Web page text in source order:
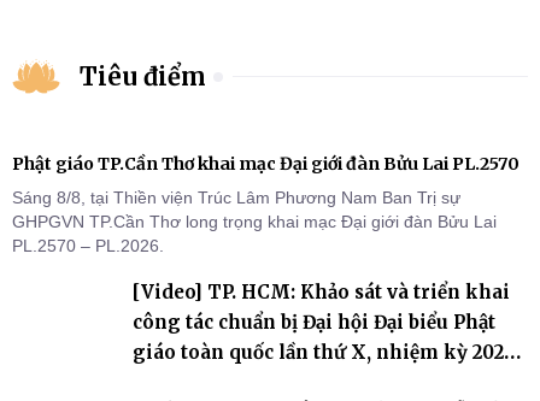
Tiêu điểm
Phật giáo TP.Cần Thơ khai mạc Đại giới đàn Bửu Lai PL.2570
Sáng 8/8, tại Thiền viện Trúc Lâm Phương Nam Ban Trị sự
GHPGVN TP.Cần Thơ long trọng khai mạc Đại giới đàn Bửu Lai
PL.2570 – PL.2026.
[Video] TP. HCM: Khảo sát và triển khai
công tác chuẩn bị Đại hội Đại biểu Phật
giáo toàn quốc lần thứ X, nhiệm kỳ 2026-